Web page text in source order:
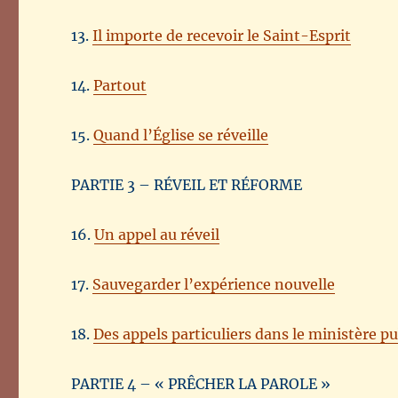
13.Il importe de recevoir le Saint-Esprit
14.Partout
15.Quand l’Église se réveille
PARTIE 3 – RÉVEIL ET RÉFORME
16.Un appel au réveil
17. Sauvegarder l’expérience nouvelle
18.Des appels particuliers dans le ministère
PARTIE 4 – « PRÊCHER LA PAROLE »